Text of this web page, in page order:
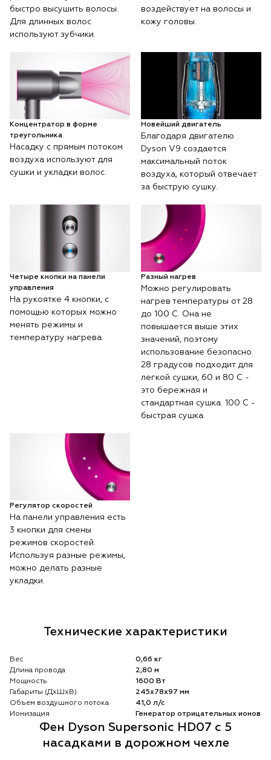
быстро высушить волосы.
Для длинных волос
используют зубчики.
воздействует на волосы и
кожу головы.
Концентратор в форме
треугольника
Насадку с прямым потоком
воздуха используют для
сушки и укладки волос.
Новейший двигатель
Благодаря двигателю
Dyson V9 создается
максимальный поток
воздуха, который отвечает
за быструю сушку.
Четыре кнопки на панели
управления
На рукоятке 4 кнопки, с
помощью которых можно
менять режимы и
температуру нагрева.
Разный нагрев
Можно регулировать
нагрев температуры от 28
до 100 С. Она не
повышается выше этих
значений, поэтому
использование безопасно.
28 градусов подходит для
легкой сушки, 60 и 80 С -
это бережная и
стандартная сушка. 100 С -
быстрая сушка.
Регулятор скоростей
На панели управления есть
3 кнопки для смены
режимов скоростей.
Используя разные режимы,
можно делать разные
укладки.
Технические характеристики
Вес
0,66 кг
Длина провода
2,80 м
Мощность
1600 Вт
Габариты (ДхШхВ)
245х78х97 мм
Объем воздушного потока
41,0 л/с
Ионизация
Генератор отрицательных ионов
Фен Dyson Supersonic HD07 с 5
насадками в дорожном чехле